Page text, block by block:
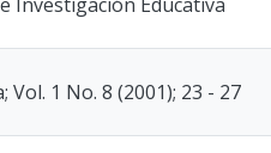
1 No. 8 (2001); 23 - 27